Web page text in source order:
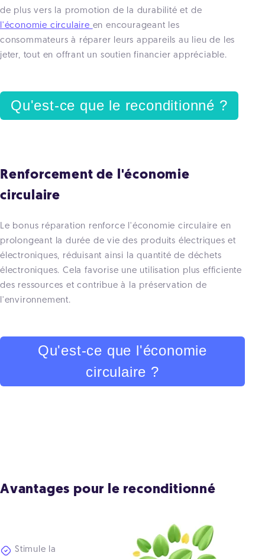
de plus vers la promotion de la durabilité et de
l'économie circulaire en encourageant les
consommateurs à réparer leurs appareils au lieu de les
jeter, tout en offrant un soutien financier appréciable.
Qu'est-ce que le reconditionné ?
Renforcement de l'économie
circulaire
Le bonus réparation renforce l'économie circulaire en
prolongeant la durée de vie des produits électriques et
électroniques, réduisant ainsi la quantité de déchets
électroniques. Cela favorise une utilisation plus efficiente
des ressources et contribue à la préservation de
l'environnement.
Qu'est-ce que l'économie
circulaire ?
Avantages pour le reconditionné
Stimule la